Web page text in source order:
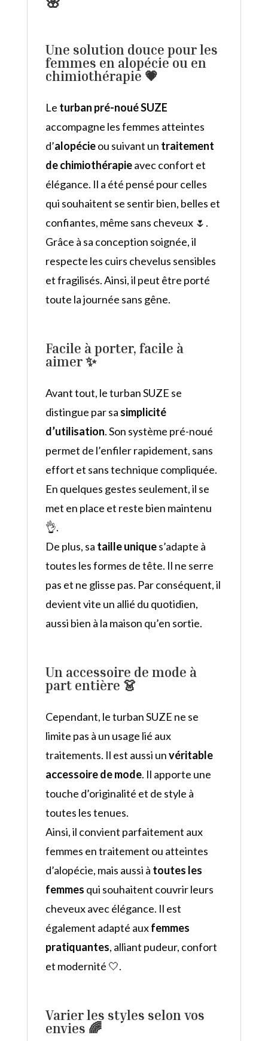
Une solution douce pour les
femmes en alopécie ou en
chimiothérapie 💗
Le turban pré-noué SUZE
accompagne les femmes atteintes
d’alopécieou suivant un traitement
de chimiothérapieavec confort et
élégance. Il a été pensé pour celles
qui souhaitent se sentir bien, belles et
confiantes, même sans cheveux 🌷.
Grâce à sa conception soignée, il
respecte les cuirs chevelus sensibles
et fragilisés. Ainsi, il peut être porté
toute la journée sans gêne.
Facile à porter, facile à
aimer ✨
Avant tout, le turban SUZE se
distingue par sa simplicité
d’utilisation. Son système pré-noué
permet de l’enfiler rapidement, sans
effort et sans technique compliquée.
En quelques gestes seulement, il se
met en place et reste bien maintenu
👌.
De plus, sa taille uniques’adapte à
toutes les formes de tête. Il ne serre
pas et ne glisse pas. Par conséquent, il
devient vite un allié du quotidien,
aussi bien à la maison qu’en sortie.
Un accessoire de mode à
part entière 👗
Cependant, le turban SUZE ne se
limite pas à un usage lié aux
traitements. Il est aussi unvéritable
accessoire de mode. Il apporte une
touche d’originalité et de style à
toutes les tenues.
Ainsi, il convient parfaitement aux
femmes en traitement ou atteintes
d’alopécie, mais aussi à toutes les
femmes qui souhaitent couvrir leurs
cheveux avec élégance. Il est
également adapté auxfemmes
pratiquantes, alliant pudeur, confort
et modernité 🤍.
Varier les styles selon vos
envies 🌈